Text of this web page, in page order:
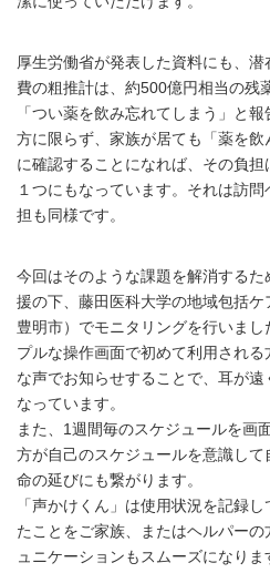
厚生労働省が発表した資料にも、
費の粗推計は、約500億円相当の残
「つい薬を飲み忘れてしまう」と
方に限らず、家族が居ても「薬を
に確認することになれば、その負
１つにもなっています。それは訪
担も同様です。
今回はそのような課題を解消する
援の下、藤田医科大学の地域包括ケ
豊明市）でモニタリングを行いま
プルな操作画面で初めて利用され
な声でお知らせすることで、耳が遠
なっています。
また、1週間毎のスケジュールを画
方が自己のスケジュールを意識し
命の延びにも繋がります。
「声かけくん」は使用状況を記録
たことをご家族、またはヘルパーの
ュニケーションもスムーズになりま